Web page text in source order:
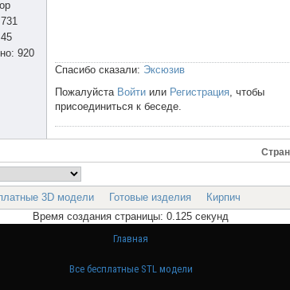
920
Спасибо сказали: Эксюзив
Пожалуйста Войтиили Регистрация, чтобы
присоединиться к беседе.
3D модели Готовые изделия
Кирпич
Время создания страницы: 0.125 секунд
Главная
Все бесплатные STL модели